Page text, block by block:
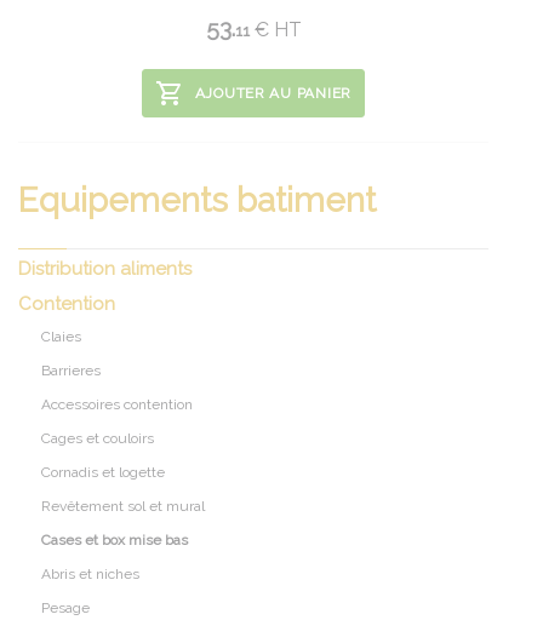
53.11 €HT
AJOUTER AU PANIER
Equipements batiment
Distribution aliments
Contention
Claies
Barrieres
Accessoires contention
Cages et couloirs
Cornadis et logette
Revêtement sol et mural
Cases et box mise bas
Abris et niches
Pesage